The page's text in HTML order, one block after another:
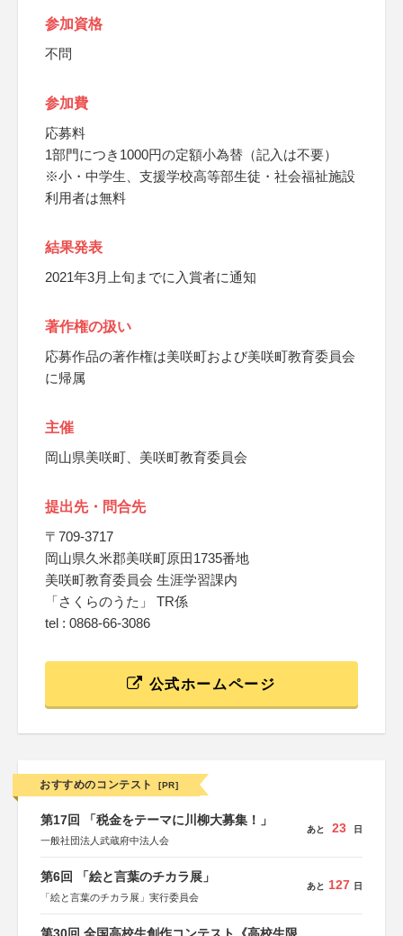
参加資格
不問
参加費
応募料
1部門につき1000円の定額小為替（記入は不要）
※小・中学生、支援学校高等部生徒・社会福祉施設
利用者は無料
結果発表
2021年3月上旬までに入賞者に通知
著作権の扱い
応募作品の著作権は美咲町および美咲町教育委員会
に帰属
主催
岡山県美咲町、美咲町教育委員会
提出先・問合先
〒709-3717
岡山県久米郡美咲町原田1735番地
美咲町教育委員会 生涯学習課内
「さくらのうた」 TR係
tel : 0868-66-3086
公式ホームページ
おすすめのコンテスト [PR]
第17回 「税金をテーマに川柳大募集！」
一般社団法人武蔵府中法人会
あと 23 日
第6回 「絵と言葉のチカラ展」
「絵と言葉のチカラ展」実行委員会
あと 127 日